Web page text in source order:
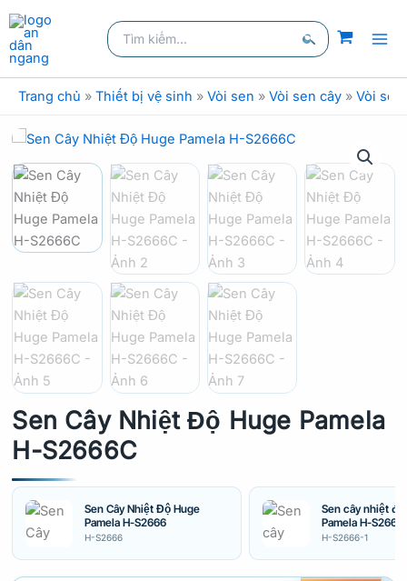
Nhảy
tới
nội
dung
Tìm
kiếm:
kiếm
Trang chủ » Thiết bị vệ sinh » Vòi sen » Vòi sen cây » Vòi sen
Sen Cây Nhiệt Độ Huge Pamela
H-S2666C
Sen Cây Nhiệt Độ Huge
Pamela H-S2666
H-S2666
Sen cây nhiệt độ
Pamela H-
H-S2666-1